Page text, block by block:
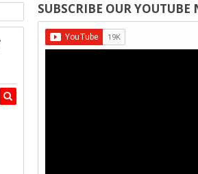
SUBSCRIBE OUR